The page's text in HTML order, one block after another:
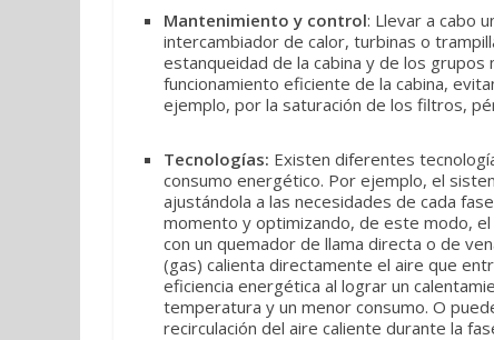
Mantenimiento y control: Llevar a cabo
intercambiador de calor, turbinas o
estanqueidad de la cabina y de los
funcionamiento eficiente de la cabina,
ejemplo, por la saturación de los filtros,
Tecnologías: Existen diferentes
consumo energético. Por ejemplo, el
ajustándola a las necesidades de cada
momento y optimizando, de este modo,
con un quemador de llama directa o de
(gas) calienta directamente el aire que
eficiencia energética al lograr un
temperatura y un menor consumo. O
recirculación del aire caliente durante la